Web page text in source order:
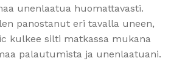
unenlaatua huomattavasti.
panostanut eri tavalla uneen,
kulkee silti matkassa mukana
palautumista ja unenlaatuani.